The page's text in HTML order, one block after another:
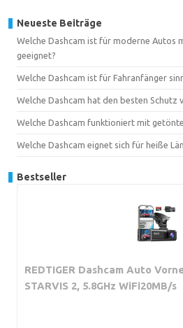
Neueste Beiträge
Welche Dashcam ist für moderne Autos
geeignet?
Welche Dashcam ist für Fahranfänger
Welche Dashcam hat den besten Schutz
Welche Dashcam funktioniert mit
Welche Dashcam eignet sich für heiße
Bestseller
REDTIGER Dashcam Auto
STARVIS 2, 5.8GHz WiFi20MB/s